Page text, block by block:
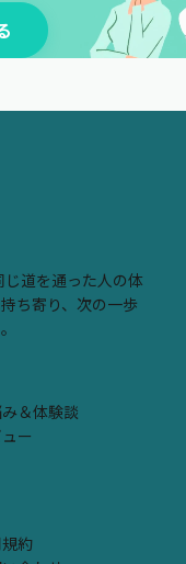
道を通った人の体
ち寄り、次の一歩
＆体験談
ー
約